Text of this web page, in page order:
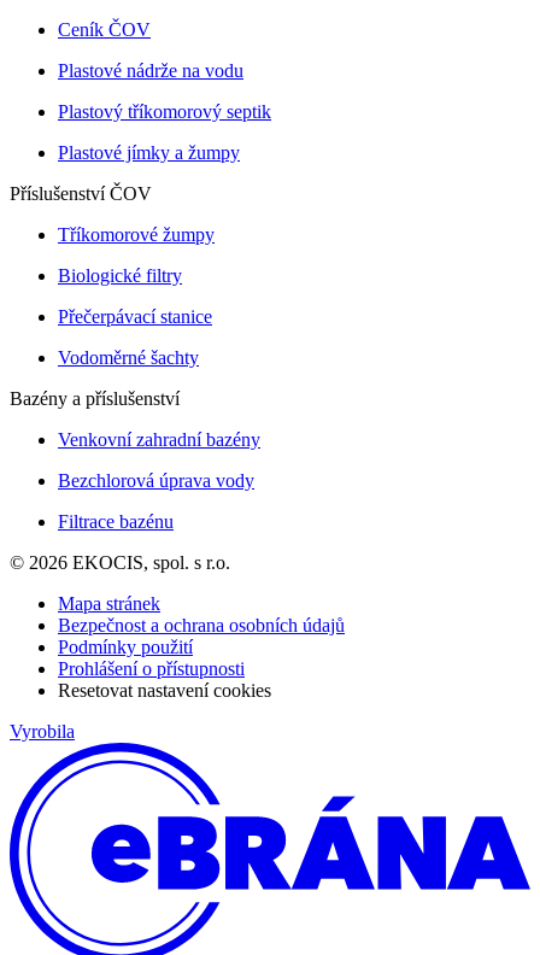
Ceník ČOV
Plastové nádrže na vodu
Plastový tříkomorový septik
Plastové jímky a žumpy
Příslušenství ČOV
Tříkomorové žumpy
Biologické filtry
Přečerpávací stanice
Vodoměrné šachty
Bazény a příslušenství
Venkovní zahradní bazény
Bezchlorová úprava vody
Filtrace bazénu
© 2026 EKOCIS, spol. s r.o.
Mapa stránek
Bezpečnost a ochrana osobních údajů
Podmínky použití
Prohlášení o přístupnosti
Resetovat nastavení cookies
Vyrobila